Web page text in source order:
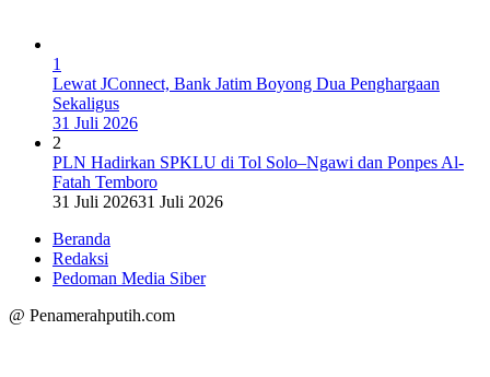
1
Lewat JConnect, Bank Jatim Boyong Dua Penghargaan
Sekaligus
31 Juli 2026
2
PLN Hadirkan SPKLU di Tol Solo–Ngawi dan Ponpes Al-
Fatah Temboro
31 Juli 202631 Juli 2026
Beranda
Redaksi
Pedoman Media Siber
@ Penamerahputih.com